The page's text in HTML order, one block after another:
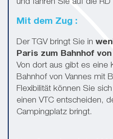
und fahren Sie auf die RD
Mit dem Zug :
Der TGV bringt Sie in
Paris zum Bahnhof
Von dort aus gibt es eine
Bahnhof von Vannes mit
Flexibilität können Sie
einen VTC entscheiden,
Campingplatz bringt.